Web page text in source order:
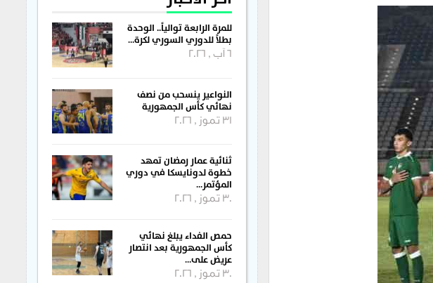
للمرة الرابعة توالياً.. الوحدة
بطلاً للدوري السوري لكرة…
6 آب , 2026
النواعير ينسحب من نصف
نهائي كأس الجمهورية
31 تموز , 2026
ثنائية عمار رمضان تمهد
خطوة لدونايسكا في دوري
المؤتمر…
30 تموز , 2026
حمص الفداء يبلغ نهائي
كأس الجمهورية بعد انتصار
عريض على…
30 تموز , 2026